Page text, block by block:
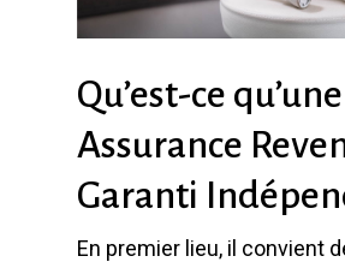
Qu’est-ce qu’une
Assurance
Garanti
En premier lieu, il convient